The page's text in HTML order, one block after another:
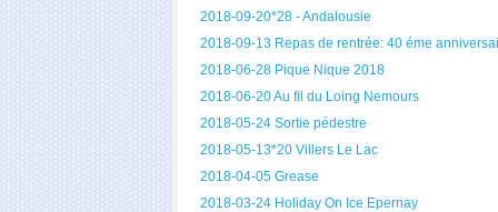
2018-09-20*28 - Andalousie
2018-09-13 Repas de rentrée: 40 éme
2018-06-28 Pique Nique 2018
2018-06-20 Au fil du Loing Nemours
2018-05-24 Sortie pédestre
2018-05-13*20 Villers Le Lac
2018-04-05 Grease
2018-03-24 Holiday On Ice Epernay